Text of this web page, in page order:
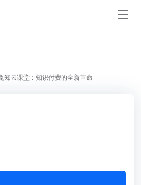
知云课堂：知识付费的全新革命